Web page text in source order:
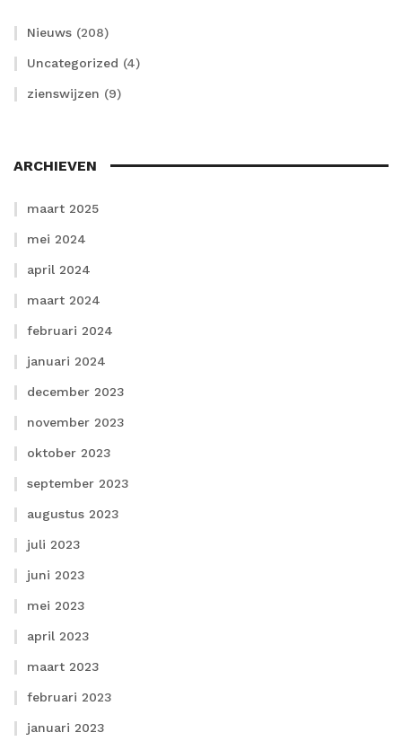
Nieuws (208)
Uncategorized (4)
zienswijzen (9)
ARCHIEVEN
maart 2025
mei 2024
april 2024
maart 2024
februari 2024
januari 2024
december 2023
november 2023
oktober 2023
september 2023
augustus 2023
juli 2023
juni 2023
mei 2023
april 2023
maart 2023
februari 2023
januari 2023